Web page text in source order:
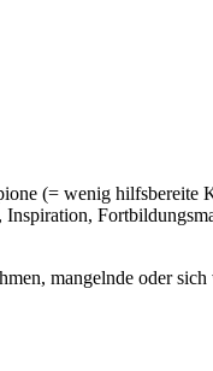
(= wenig
mangelnde oder